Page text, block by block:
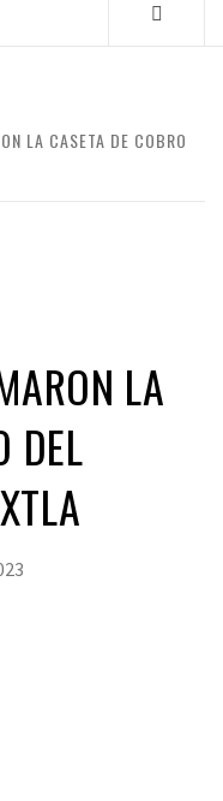
LA CASETA DE COBRO
LA
DEL